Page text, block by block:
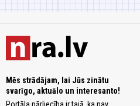
Mēs strādājam, lai Jūs zinātu
svarīgo, aktuālo un interesanto!